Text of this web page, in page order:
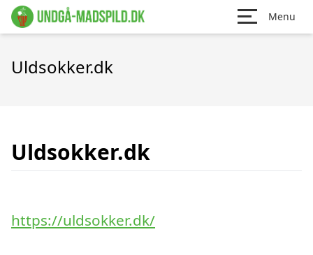
Menu
Uldsokker.dk
Uldsokker.dk
https://uldsokker.dk/